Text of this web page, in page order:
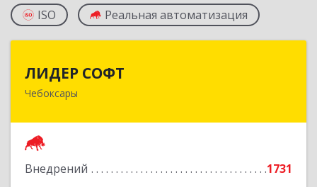
ISO Реальная автоматизация
ЛИДЕР СОФТ
Чебоксары
Внедрений
1731
428018, Чувашская Республика - Чувашия,
Подробнее